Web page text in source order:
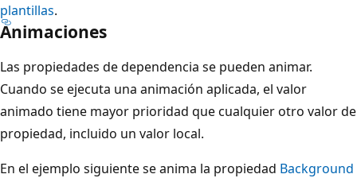
plantillas.
Animaciones
Las propiedades de dependencia se pueden animar.
Cuando se ejecuta una animación aplicada, el valor
animado tiene mayor prioridad que cualquier otro valor de
propiedad, incluido un valor local.
En el ejemplo siguiente se anima la propiedad Background